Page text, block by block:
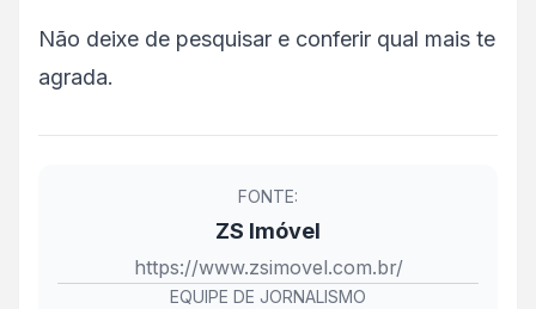
Não deixe de pesquisar e conferir qual mais te
agrada.
FONTE:
ZS Imóvel
https://www.zsimovel.com.br/
EQUIPE DE JORNALISMO